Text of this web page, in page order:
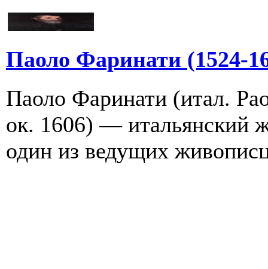
Паоло Фаринати (1524-
Паоло Фаринати (итал.
ок. 1606) — итальянский
один из ведущих